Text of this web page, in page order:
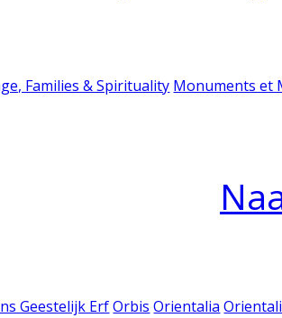
Families & Spirituality Monuments et
Geestelijk Erf Orbis Orientalia